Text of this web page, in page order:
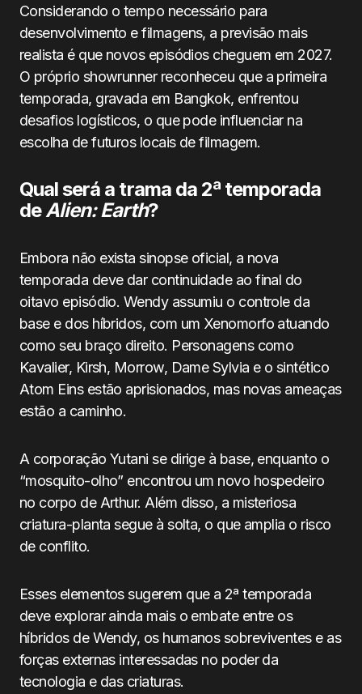
Considerando o tempo necessário para
desenvolvimento e filmagens, a previsão mais
realista é que novos episódios cheguem em 2027.
O próprio showrunner reconheceu que a primeira
temporada, gravada em Bangkok, enfrentou
desafios logísticos, o que pode influenciar na
escolha de futuros locais de filmagem.
Qual será a trama da 2ª temporada
deAlien: Earth?
Embora não exista sinopse oficial, a nova
temporada deve dar continuidade ao final do
oitavo episódio. Wendy assumiu o controle da
base e dos híbridos, com um Xenomorfo atuando
como seu braço direito. Personagens como
Kavalier, Kirsh, Morrow, Dame Sylvia e o sintético
Atom Eins estão aprisionados, mas novas ameaças
estão a caminho.
A corporação Yutani se dirige à base, enquanto o
“mosquito-olho” encontrou um novo hospedeiro
no corpo de Arthur. Além disso, a misteriosa
criatura-planta segue à solta, o que amplia o risco
de conflito.
Esses elementos sugerem que a 2ª temporada
deve explorar ainda mais o embate entre os
híbridos de Wendy, os humanos sobreviventes e as
forças externas interessadas no poder da
tecnologia e das criaturas.